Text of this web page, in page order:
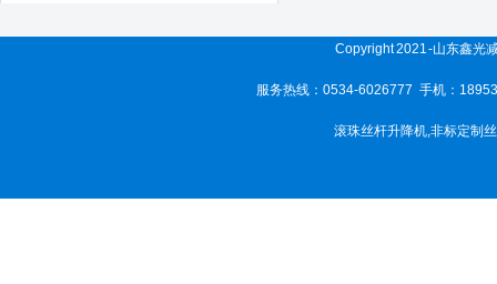
Copyright 2021 -山东鑫光
服务热线：0534-6026777 手机：
滚珠丝杆升降机,非标定制